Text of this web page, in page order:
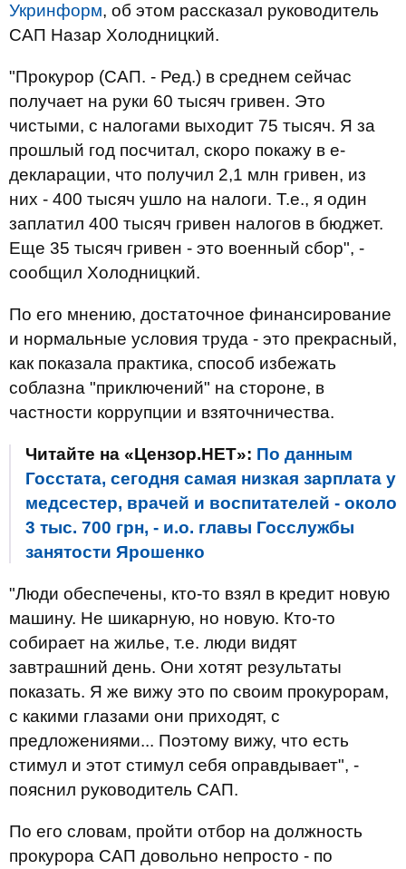
Укринформ, об этом рассказал руководитель
САП Назар Холодницкий.
"Прокурор (САП. - Ред.) в среднем сейчас
получает на руки 60 тысяч гривен. Это
чистыми, с налогами выходит 75 тысяч. Я за
прошлый год посчитал, скоро покажу в е-
декларации, что получил 2,1 млн гривен, из
них - 400 тысяч ушло на налоги. Т.е., я один
заплатил 400 тысяч гривен налогов в бюджет.
Еще 35 тысяч гривен - это военный сбор", -
сообщил Холодницкий.
По его мнению, достаточное финансирование
и нормальные условия труда - это прекрасный,
как показала практика, способ избежать
соблазна "приключений" на стороне, в
частности коррупции и взяточничества.
Читайте на «Цензор.НЕТ»: По данным
Госстата, сегодня самая низкая зарплата у
медсестер, врачей и воспитателей - около
3 тыс. 700 грн, - и.о. главы Госслужбы
занятости Ярошенко
"Люди обеспечены, кто-то взял в кредит новую
машину. Не шикарную, но новую. Кто-то
собирает на жилье, т.е. люди видят
завтрашний день. Они хотят результаты
показать. Я же вижу это по своим прокурорам,
с какими глазами они приходят, с
предложениями... Поэтому вижу, что есть
стимул и этот стимул себя оправдывает", -
пояснил руководитель САП.
По его словам, пройти отбор на должность
прокурора САП довольно непросто - по